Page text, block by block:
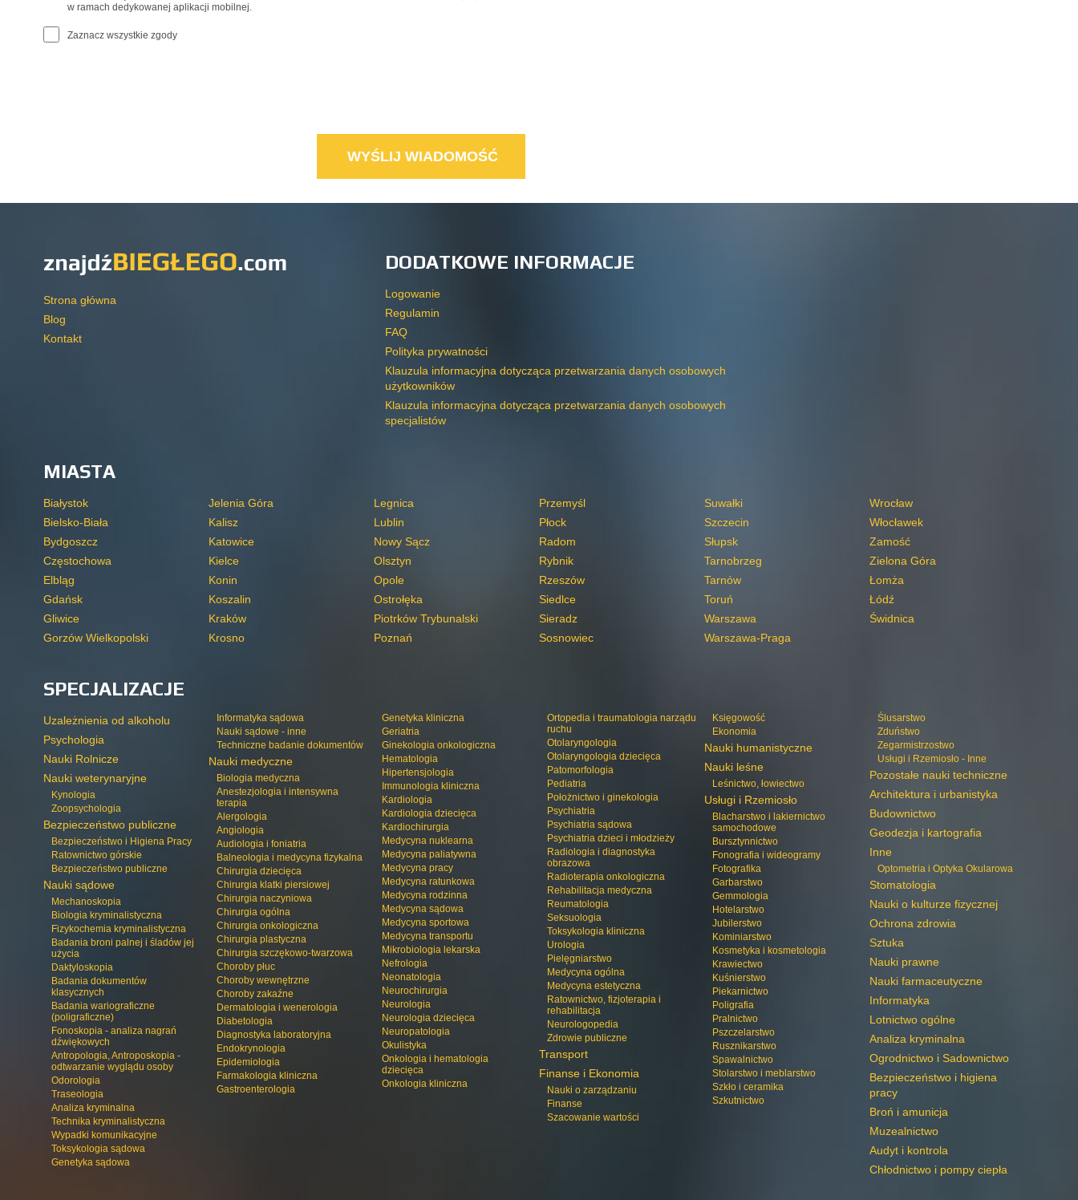
w ramach dedykowanej aplikacji mobilnej.
Zaznacz wszystkie zgody
Strona główna
Blog
Kontakt
DODATKOWE INFORMACJE
Logowanie
Regulamin
FAQ
Polityka prywatności
Klauzula informacyjna dotycząca przetwarzania danych osobowych
użytkowników
Klauzula informacyjna dotycząca przetwarzania danych osobowych
specjalistów
MIASTA
Białystok
Bielsko-Biała
Bydgoszcz
Częstochowa
Elbląg
Gdańsk
Gliwice
Gorzów Wielkopolski
Jelenia Góra
Kalisz
Katowice
Kielce
Konin
Koszalin
Kraków
Krosno
Legnica
Lublin
Nowy Sącz
Olsztyn
Opole
Ostrołęka
Piotrków Trybunalski
Poznań
Przemyśl
Płock
Radom
Rybnik
Rzeszów
Siedlce
Sieradz
Sosnowiec
Suwałki
Szczecin
Słupsk
Tarnobrzeg
Tarnów
Toruń
Warszawa
Warszawa-Praga
Wrocław
Włocławek
Zamość
Zielona Góra
Łomża
Łódź
Świdnica
SPECJALIZACJE
Uzależnienia od alkoholu
Psychologia
Nauki Rolnicze
Nauki weterynaryjne
Kynologia
Zoopsychologia
Bezpieczeństwo publiczne
Bezpieczeństwo i Higiena Pracy
Ratownictwo górskie
Bezpieczeństwo publiczne
Nauki sądowe
Mechanoskopia
Biologia kryminalistyczna
Fizykochemia kryminalistyczna
Badania broni palnej i śladów jej
użycia
Daktyloskopia
Badania dokumentów
klasycznych
Badania wariograficzne
(poligraficzne)
Fonoskopia - analiza nagrań
dźwiękowych
Antropologia, Antroposkopia -
odtwarzanie wyglądu osoby
Odorologia
Traseologia
Analiza kryminalna
Technika kryminalistyczna
Wypadki komunikacyjne
Toksykologia sądowa
Genetyka sądowa
Informatyka sądowa
Nauki sądowe - inne
Techniczne badanie dokumentów
Nauki medyczne
Biologia medyczna
Anestezjologia i intensywna
terapia
Alergologia
Angiologia
Audiologia i foniatria
Balneologia i medycyna fizykalna
Chirurgia dziecięca
Chirurgia klatki piersiowej
Chirurgia naczyniowa
Chirurgia ogólna
Chirurgia onkologiczna
Chirurgia plastyczna
Chirurgia szczękowo-twarzowa
Choroby płuc
Choroby wewnętrzne
Choroby zakaźne
Dermatologia i wenerologia
Diabetologia
Diagnostyka laboratoryjna
Endokrynologia
Epidemiologia
Farmakologia kliniczna
Gastroenterologia
Genetyka kliniczna
Geriatria
Ginekologia onkologiczna
Hematologia
Hipertensjologia
Immunologia kliniczna
Kardiologia
Kardiologia dziecięca
Kardiochirurgia
Medycyna nuklearna
Medycyna paliatywna
Medycyna pracy
Medycyna ratunkowa
Medycyna rodzinna
Medycyna sądowa
Medycyna sportowa
Medycyna transportu
Mikrobiologia lekarska
Nefrologia
Neonatologia
Neurochirurgia
Neurologia
Neurologia dziecięca
Neuropatologia
Okulistyka
Onkologia i hematologia
dziecięca
Onkologia kliniczna
Ortopedia i traumatologia narządu
ruchu
Otolaryngologia
Otolaryngologia dziecięca
Patomorfologia
Pediatria
Położnictwo i ginekologia
Psychiatria
Psychiatria sądowa
Psychiatria dzieci i młodzieży
Radiologia i diagnostyka
obrazowa
Radioterapia onkologiczna
Rehabilitacja medyczna
Reumatologia
Seksuologia
Toksykologia kliniczna
Urologia
Pielęgniarstwo
Medycyna ogólna
Medycyna estetyczna
Ratownictwo, fizjoterapia i
rehabilitacja
Neurologopedia
Zdrowie publiczne
Transport
Finanse i Ekonomia
Nauki o zarządzaniu
Finanse
Szacowanie wartości
Księgowość
Ekonomia
Nauki humanistyczne
Nauki leśne
Leśnictwo, łowiectwo
Usługi i Rzemiosło
Blacharstwo i lakiernictwo
samochodowe
Bursztynnictwo
Fonografia i wideogramy
Fotografika
Garbarstwo
Gemmologia
Hotelarstwo
Jubilerstwo
Kominiarstwo
Kosmetyka i kosmetologia
Krawiectwo
Kuśnierstwo
Piekarnictwo
Poligrafia
Pralnictwo
Pszczelarstwo
Rusznikarstwo
Spawalnictwo
Stolarstwo i meblarstwo
Szkło i ceramika
Szkutnictwo
Ślusarstwo
Zduństwo
Zegarmistrzostwo
Usługi i Rzemiosło - Inne
Pozostałe nauki techniczne
Architektura i urbanistyka
Budownictwo
Geodezja i kartografia
Inne
Optometria i Optyka Okularowa
Stomatologia
Nauki o kulturze fizycznej
Ochrona zdrowia
Sztuka
Nauki prawne
Nauki farmaceutyczne
Informatyka
Lotnictwo ogólne
Analiza kryminalna
Ogrodnictwo i Sadownictwo
Bezpieczeństwo i higiena
pracy
Broń i amunicja
Muzealnictwo
Audyt i kontrola
Chłodnictwo i pompy ciepła